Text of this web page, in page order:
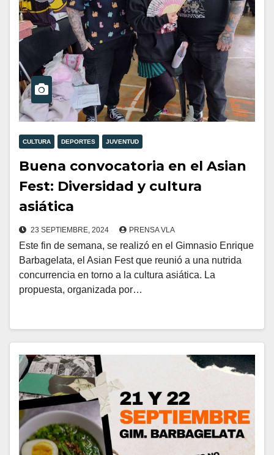
CULTURA DEPORTES JUVENTUD
Buena convocatoria en el Asian
Fest: Diversidad y cultura
asiática
23 SEPTIEMBRE, 2024 PRENSA VLA
Este fin de semana, se realizó en el Gimnasio Enrique
Barbagelata, el Asian Fest que reunió a una nutrida
concurrencia en torno a la cultura asiática. La
propuesta, organizada por…